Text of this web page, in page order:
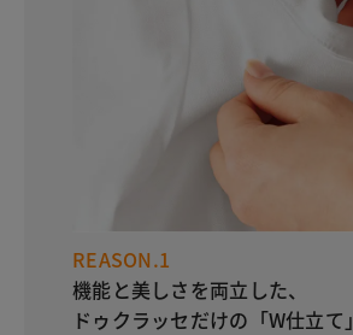
REASON.1
機能と美しさを両立した、
ドゥクラッセだけの「W仕立て」